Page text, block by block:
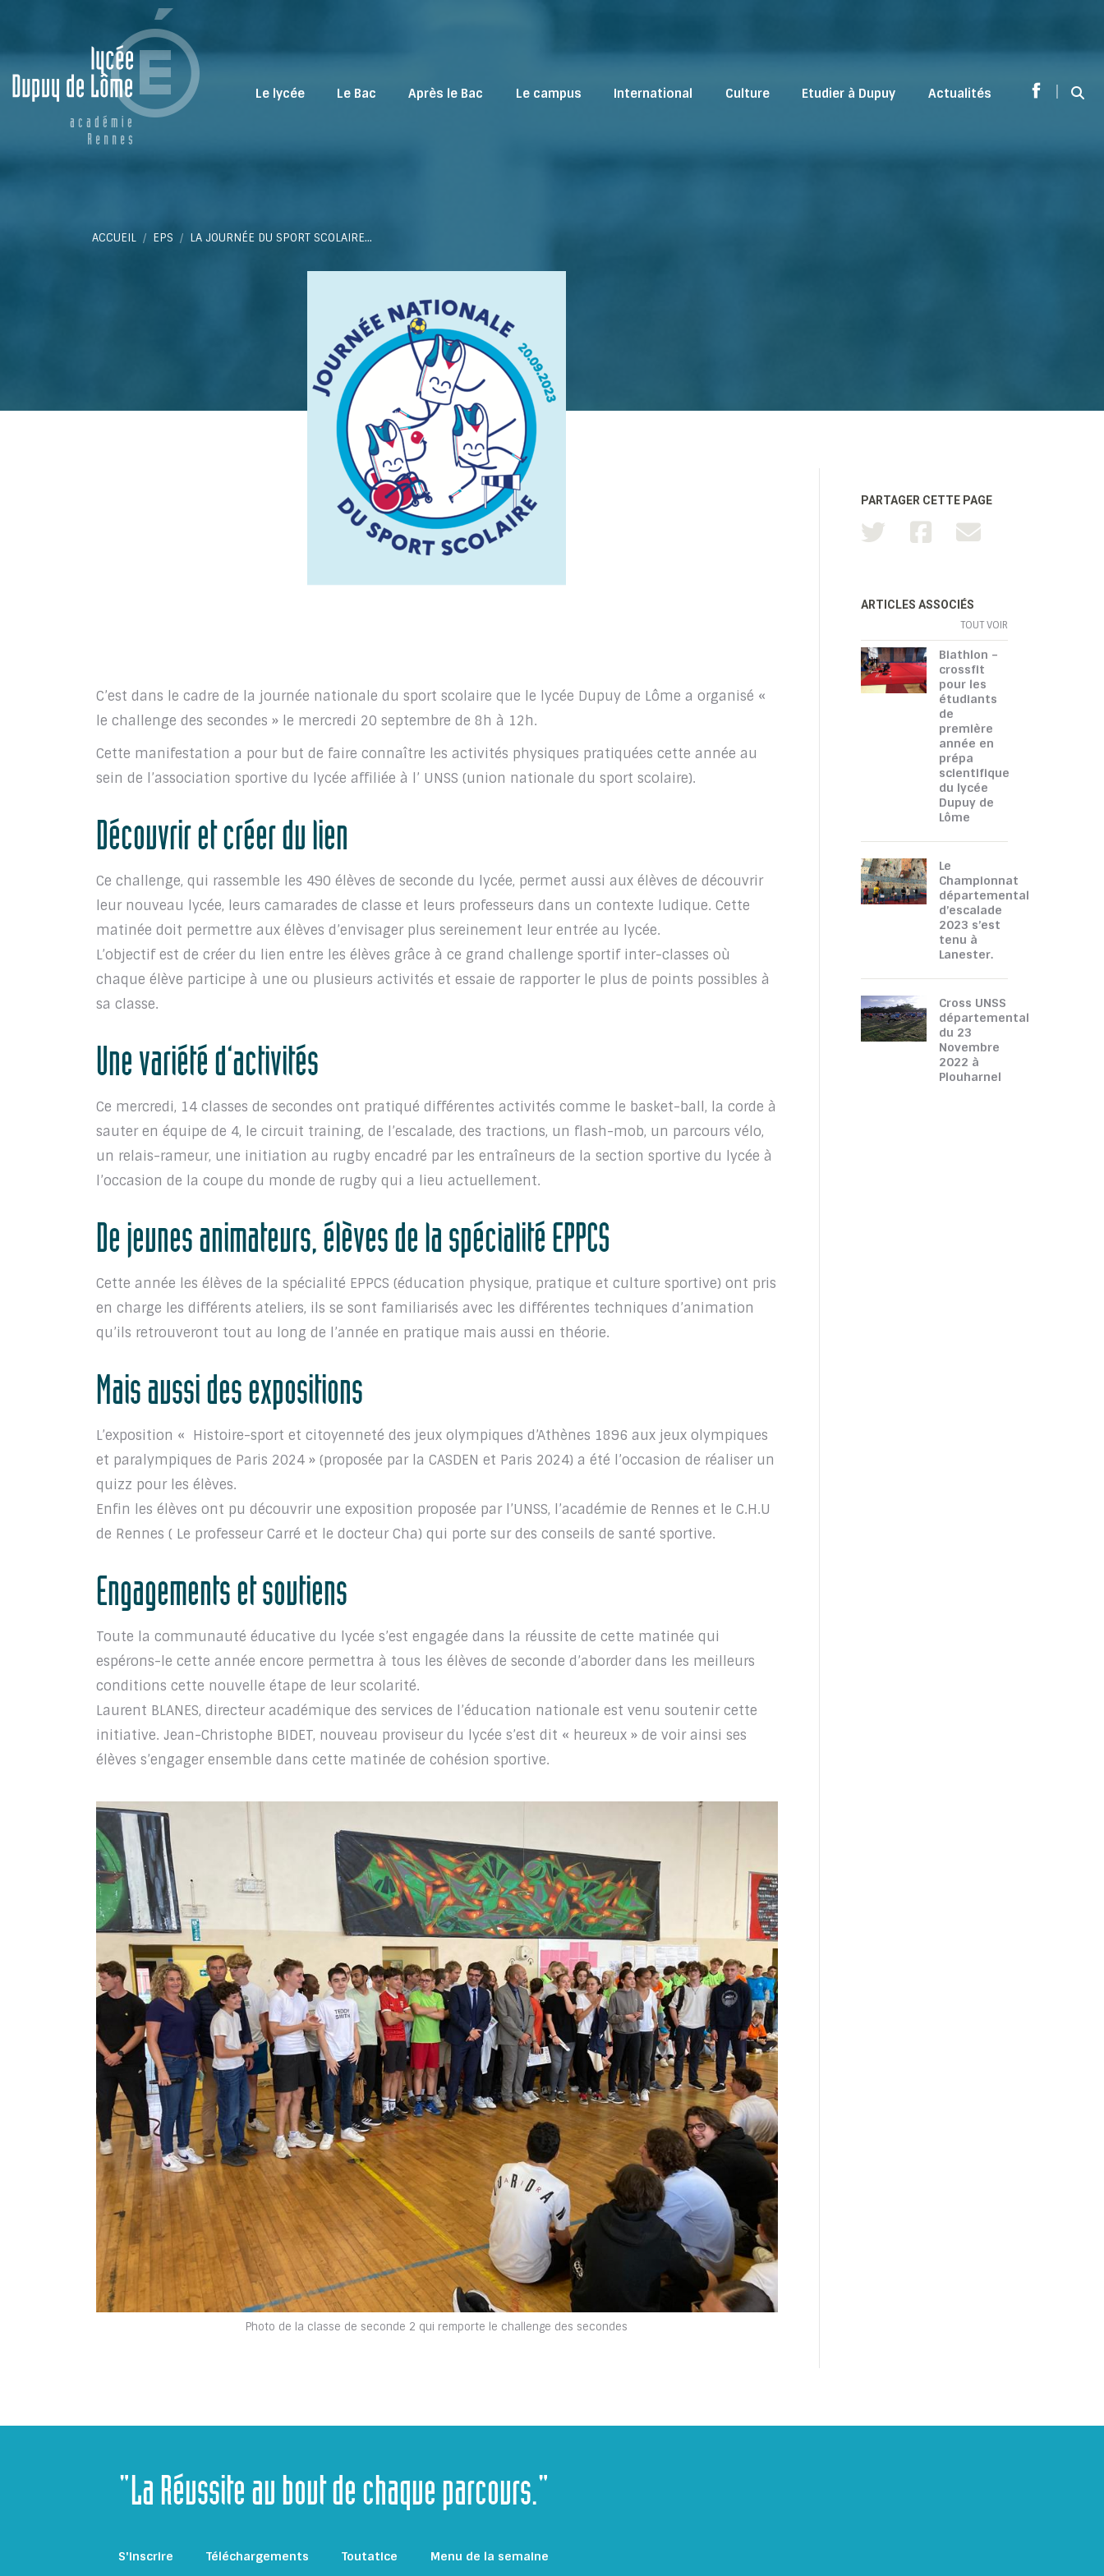
Le lycée Le Bac Après le Bac Le campus International Culture Etudier à Dupuy Actualités
Facebook
|
Vous êtes ici :
ACCUEIL EPS LA JOURNÉE DU SPORT SCOLAIRE…
C’est dans le cadre de la journée nationale du sport scolaire que le lycée Dupuy de Lôme a organisé «
le challenge des secondes » le mercredi 20 septembre de 8h à 12h.
Cette manifestation a pour but de faire connaître les activités physiques pratiquées cette année au
sein de l’association sportive du lycée affiliée à l’ UNSS (union nationale du sport scolaire).
Découvrir et créer du lien
Ce challenge, qui rassemble les 490 élèves de seconde du lycée, permet aussi aux élèves de découvrir
leur nouveau lycée, leurs camarades de classe et leurs professeurs dans un contexte ludique. Cette
matinée doit permettre aux élèves d’envisager plus sereinement leur entrée au lycée.
L’objectif est de créer du lien entre les élèves grâce à ce grand challenge sportif inter-classes où
chaque élève participe à une ou plusieurs activités et essaie de rapporter le plus de points possibles à
sa classe.
Une variété d’activités
Ce mercredi, 14 classes de secondes ont pratiqué différentes activités comme le basket-ball, la corde à
sauter en équipe de 4, le circuit training, de l’escalade, des tractions, un flash-mob, un parcours vélo,
un relais-rameur, une initiation au rugby encadré par les entraîneurs de la section sportive du lycée à
l’occasion de la coupe du monde de rugby qui a lieu actuellement.
De jeunes animateurs, élèves de la spécialité EPPCS
Cette année les élèves de la spécialité EPPCS (éducation physique, pratique et culture sportive) ont pris
en charge les différents ateliers, ils se sont familiarisés avec les différentes techniques d’animation
qu’ils retrouveront tout au long de l’année en pratique mais aussi en théorie.
Mais aussi des expositions
L’exposition « Histoire-sport et citoyenneté des jeux olympiques d’Athènes 1896 aux jeux olympiques
et paralympiques de Paris 2024 » (proposée par la CASDEN et Paris 2024) a été l’occasion de réaliser un
quizz pour les élèves.
Enfin les élèves ont pu découvrir une exposition proposée par l’UNSS, l’académie de Rennes et le C.H.U
de Rennes ( Le professeur Carré et le docteur Cha) qui porte sur des conseils de santé sportive.
Engagements et soutiens
Toute la communauté éducative du lycée s’est engagée dans la réussite de cette matinée qui
espérons-le cette année encore permettra à tous les élèves de seconde d’aborder dans les meilleurs
conditions cette nouvelle étape de leur scolarité.
Laurent BLANES, directeur académique des services de l’éducation nationale est venu soutenir cette
initiative. Jean-Christophe BIDET, nouveau proviseur du lycée s’est dit « heureux » de voir ainsi ses
élèves s’engager ensemble dans cette matinée de cohésion sportive.
Photo de la classe de seconde 2 qui remporte le challenge des secondes
PARTAGER CETTE PAGE
ARTICLES ASSOCIÉS
TOUT VOIR
Biathlon –
crossfit
pour les
étudiants
de
première
année en
prépa
scientifique
du lycée
Dupuy de
Lôme
Le
Championnat
départemental
d’escalade
2023 s’est
tenu à
Lanester.
Cross UNSS
départemental
du 23
Novembre
2022 à
Plouharnel
"La Réussite au bout de chaque parcours."
S'inscrire Téléchargements Toutatice Menu de la semaine